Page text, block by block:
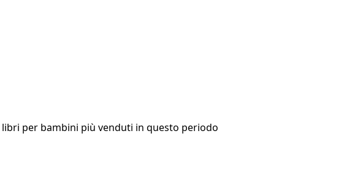
libri per bambini più venduti in questo periodo